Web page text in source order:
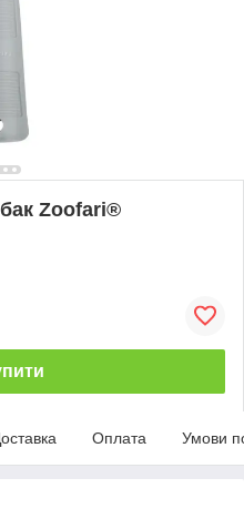
Zoofari®
Оплата Умови